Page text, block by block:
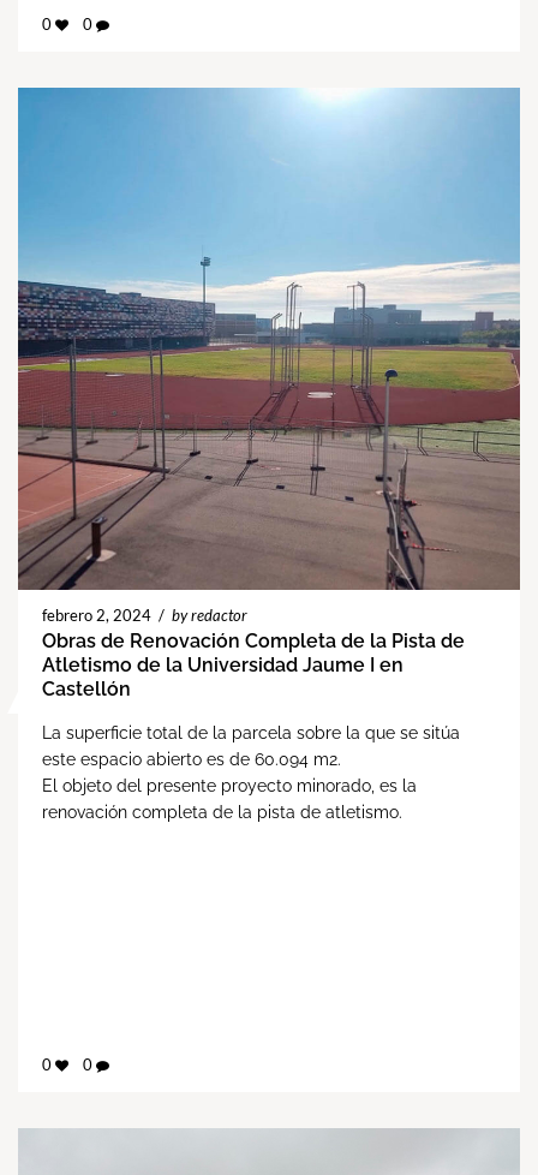
0 0
febrero 2, 2024 / by redactor
Obras de Renovación Completa de la Pista de
Atletismo de la Universidad Jaume I en
Castellón
La superficie total de la parcela sobre la que se sitúa
este espacio abierto es de 60.094 m2.
El objeto del presente proyecto minorado, es la
renovación completa de la pista de atletismo.
0 0